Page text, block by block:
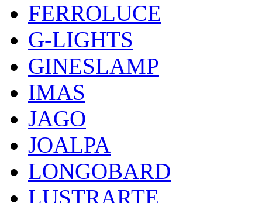
FERROLUCE
G-LIGHTS
GINESLAMP
IMAS
JAGO
JOALPA
LONGOBARD
LUSTRARTE